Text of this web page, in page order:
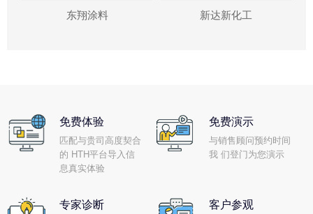
东翔涂料 新达新化工
免费体验
匹配与贵司高度契合
的 HTH平台导入信
息真实体验
免费演示
与销售顾问预约时间
我 们登门为您演示
专家诊断 客户参观